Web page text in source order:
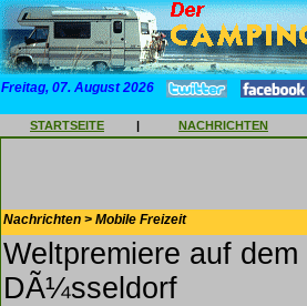
Freitag, 07. August 2026
STARTSEITE | NACHRICHTEN
Nachrichten > Mobile Freizeit
Weltpremiere auf
DÃ¼sseldorf